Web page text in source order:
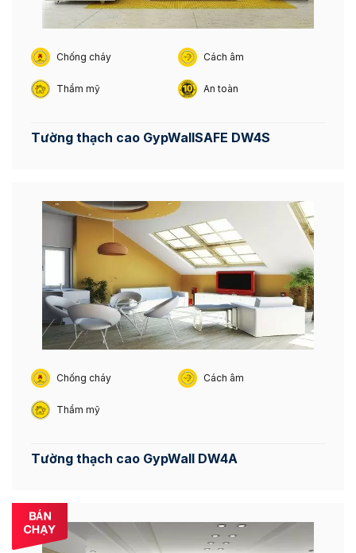
Chống cháy Cách âm
Thẩm mỹ An toàn
Tường thạch cao GypWallSAFE DW4S
Chống cháy Cách âm
Thẩm mỹ
Tường thạch cao GypWall DW4A